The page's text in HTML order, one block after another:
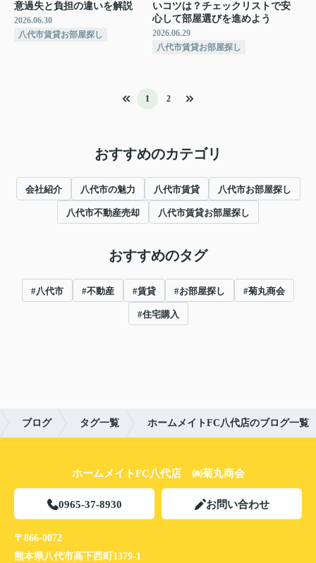
意過失と負担の違いを解説
2026.06.30
八代市賃貸お部屋探し
いコツは？チェックリストで安
心して部屋選びを進めよう
2026.06.29
八代市賃貸お部屋探し
1 2
おすすめのカテゴリ
会社紹介 八代市の魅力 八代市賃貸 八代市お部屋探し
八代市不動産売却 八代市賃貸お部屋探し
おすすめのタグ
#八代市 #不動産 #賃貸 #お部屋探し #菊丸商会
#住宅購入
ブログ タグ一覧 ホームメイトFC八代店のブログ一覧
ホームメイトFC八代店 ㈱菊丸商会
0965-37-8930 お問い合わせ
〒866-0072
熊本県八代市高下西町1379-1